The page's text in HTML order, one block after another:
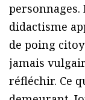
personnages.
didactisme
de poing
jamais
réfléchir. Ce